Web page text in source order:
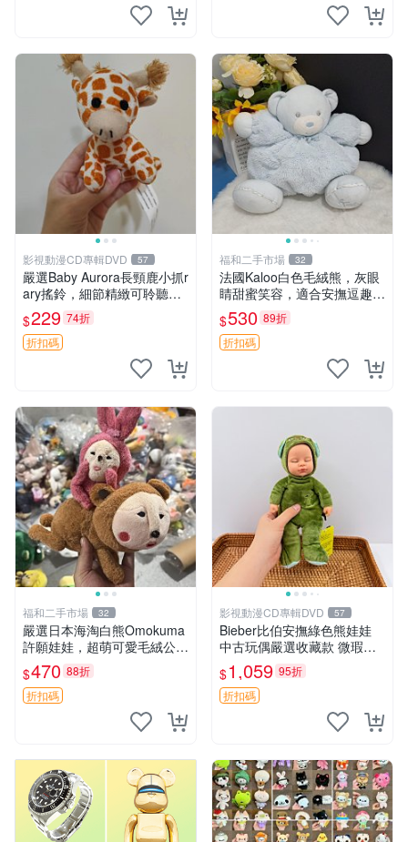
影視動漫CD專輯DVD 57
嚴選Baby Aurora長頸鹿小抓r
ary搖鈴，細節精緻可聆聽清
脆鈴音 軟萌可愛 定制紀念 金
屬搖鈴 新手媽咪推薦 長頸鹿
抓rary 搖鈴
$229 74折
折扣碼
福和二手市場 32
法國Kaloo白色毛絨熊，灰眼
睛甜蜜笑容，適合安撫逗趣可
愛，柔軟面料手感佳。14 白
色安撫熊 毛絨玩具 寶寶逗樂
具
$530 89折
折扣碼
福和二手市場 32
嚴選日本海淘白熊Omokuma
許願娃娃，超萌可愛毛絨公仔
推薦收藏 白熊 Omokuma 毛
絨玩具 偽裝娃娃 玩具擺飾
$470 88折
折扣碼
影視動漫CD專輯DVD 57
Bieber比伯安撫綠色熊娃娃
中古玩偶嚴選收藏款 微瑕輕
度使用 Bieber綠熊娃娃 中古
玩偶 微瑕
$1,059 95折
折扣碼